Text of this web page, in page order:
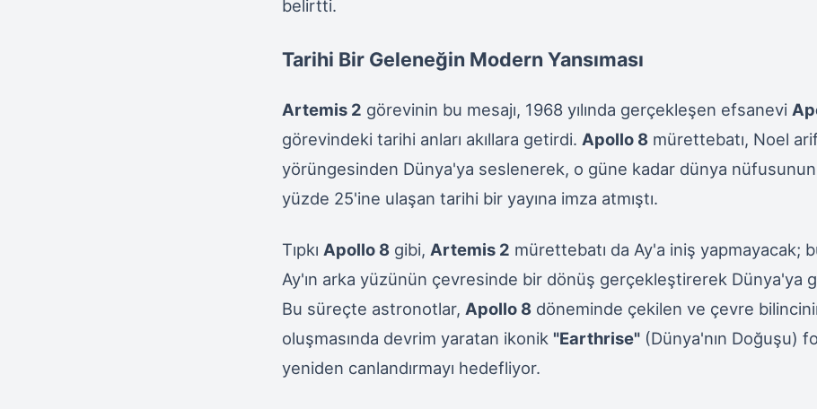
belirtti.
Tarihi Bir Geleneğin Modern Yansıması
Artemis 2 görevinin bu mesajı, 1968 yılında gerçekleşen efsanevi
görevindeki tarihi anları akıllara getirdi. Apollo 8 mürettebatı, Noel
yörüngesinden Dünya'ya seslenerek, o güne kadar dünya nüfusunun
yüzde 25'ine ulaşan tarihi bir yayına imza atmıştı.
Tıpkı Apollo 8 gibi, Artemis 2 mürettebatı da Ay'a iniş yapmayacak;
Ay'ın arka yüzünün çevresinde bir dönüş gerçekleştirerek Dünya'ya
Bu süreçte astronotlar, Apollo 8 döneminde çekilen ve çevre
oluşmasında devrim yaratan ikonik "Earthrise" (Dünya'nın Doğuşu)
yeniden canlandırmayı hedefliyor.